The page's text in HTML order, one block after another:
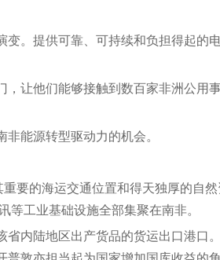
。提供可靠、可持续和负担得起的
让他们能够接触到数百家非洲公用
能源转型驱动力的机会。
要的海运交通位置和得天独厚的自
工业基础设施全部集聚在南非。
内陆地区出产货品的货运出口港口